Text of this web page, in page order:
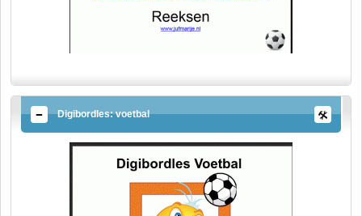
Digibordles: voetbal